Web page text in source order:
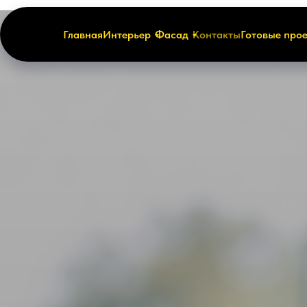
ГлавнаяИнтерьер Фасад КонтактыГотовые